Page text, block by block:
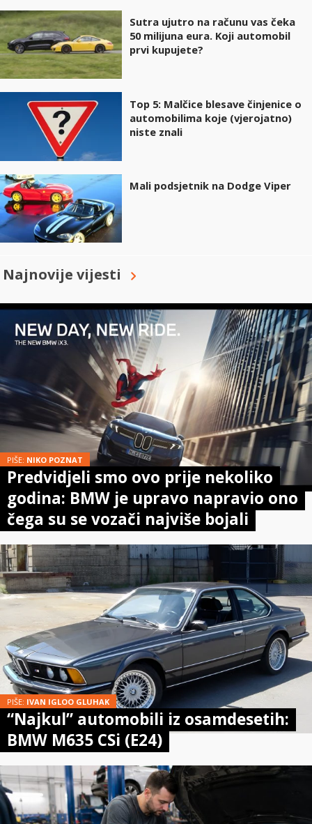
Sutra ujutro na računu vas čeka
50 milijuna eura. Koji automobil
prvi kupujete?
Top 5: Malčice blesave činjenice o
automobilima koje (vjerojatno)
niste znali
Mali podsjetnik na Dodge Viper
Najnovije vijesti
PIŠE: NIKO POZNAT
Predvidjeli smo ovo prije nekoliko
godina: BMW je upravo napravio ono
čega su se vozači najviše bojali
PIŠE: IVAN IGLOO GLUHAK
“Najkul” automobili iz osamdesetih:
BMW M635 CSi (E24)